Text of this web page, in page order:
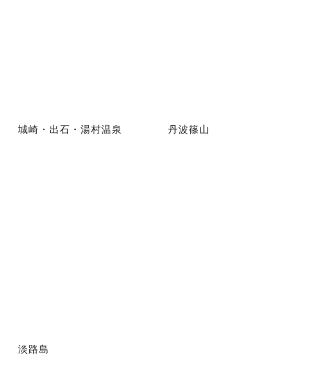
城崎・出石・湯村温泉 丹波篠山
淡路島